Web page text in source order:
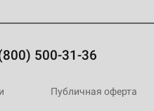
500-31-36
Публичная оферта